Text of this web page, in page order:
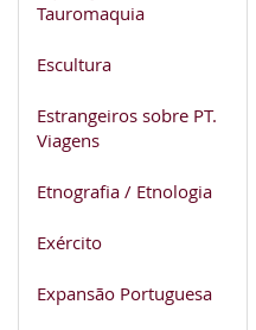
Tauromaquia
Escultura
Estrangeiros sobre PT.
Viagens
Etnografia / Etnologia
Exército
Expansão Portuguesa